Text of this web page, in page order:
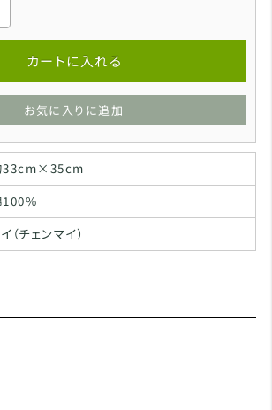
カートに入れる
お気に入りに追加
33cm×35cm
100%
（チェンマイ）